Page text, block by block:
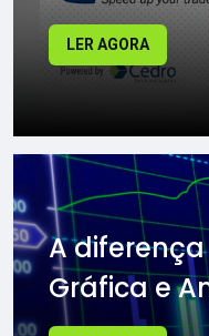
LER AGORA
A
Gráfica e